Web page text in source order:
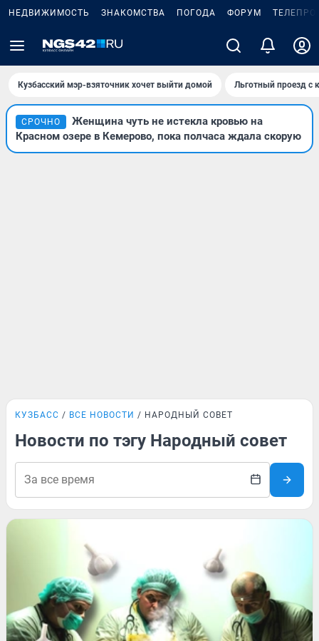
НЕДВИЖИМОСТЬ ЗНАКОМСТВА ПОГОДА ФОРУМ
Кузбасский мэр-взяточник хочет выйти домой Льготный проезд с
СРОЧНО
Женщина чуть не истекла кровью на
Красном озере в Кемерово, пока полчаса ждала скорую
КУЗБАСС ВСЕ НОВОСТИ НАРОДНЫЙ СОВЕТ
Новости по тэгу Народный совет